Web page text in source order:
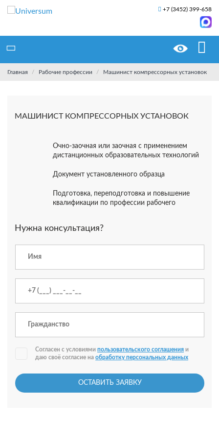
+7 (3452) 399-658
Главная Рабочие профессии Машинист компрессорных установок
МАШИНИСТ КОМПРЕССОРНЫХ УСТАНОВОК
Очно-заочная или заочная с применением
дистанционных образовательных технологий
Документ установленного образца
Подготовка, переподготовка и повышение
квалификации по профессии рабочего
Нужна консультация?
Согласен с условиями пользовательского соглашения и
даю своё согласие на обработку персональных данных
ОСТАВИТЬ ЗАЯВКУ